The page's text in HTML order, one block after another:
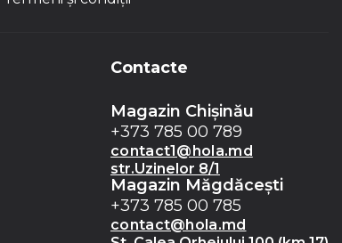
Contacte
Magazin Chișinău
+373 785 00 789
contact1@hola.md
str.Uzinelor 8/1
Magazin Măgdăceşti
+373 785 00 785
contact@hola.md